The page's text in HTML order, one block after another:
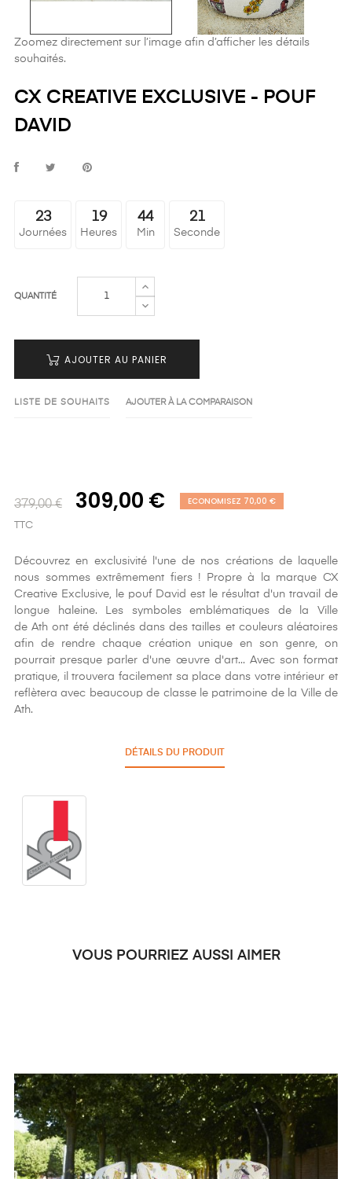
Zoomez directement sur l’image afin d’afficher les détails
souhaités.
CX CREATIVE EXCLUSIVE - POUF
DAVID
23
Journées
19
Heures
44
Min
21
Seconde
QUANTITÉ
AJOUTER AU PANIER
LISTE DE SOUHAITS AJOUTER À LA COMPARAISON
379,00 € 309,00 € ECONOMISEZ 70,00 €
TTC
Découvrez en exclusivité l'une de nos créations de laquelle
nous sommes extrêmement fiers ! Propre à la marque CX
Creative Exclusive, le pouf David est le résultat d'un travail de
longue haleine. Les symboles emblématiques de la Ville
de Ath ont été déclinés dans des tailles et couleurs aléatoires
afin de rendre chaque création unique en son genre, on
pourrait presque parler d'une œuvre d'art... Avec son format
pratique, il trouvera facilement sa place dans votre intérieur et
reflètera avec beaucoup de classe le patrimoine de la Ville de
Ath.
DÉTAILS DU PRODUIT
VOUS POURRIEZ AUSSI AIMER